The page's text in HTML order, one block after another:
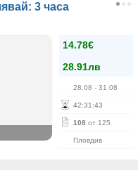
3 часа
14.78€
28.91лв
28.08 - 31.08
42:31 :42
108 от 125
Пловдив